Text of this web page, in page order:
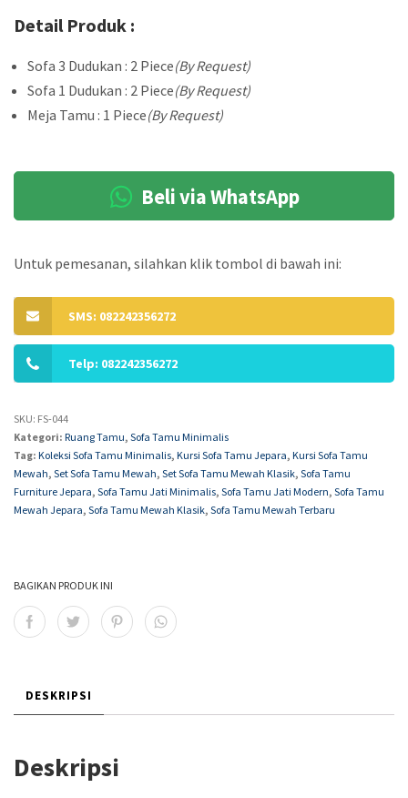
Detail Produk :
Sofa 3 Dudukan : 2 Piece(By Request)
Sofa 1 Dudukan : 2 Piece(By Request)
Meja Tamu : 1 Piece(By Request)
Beli via WhatsApp
Untuk pemesanan, silahkan klik tombol di bawah ini:
SMS: 082242356272
Telp: 082242356272
SKU: FS-044
Kategori: Ruang Tamu, Sofa Tamu Minimalis
Tag: Koleksi Sofa Tamu Minimalis, Kursi Sofa Tamu Jepara, Kursi Sofa Tamu
Mewah, Set Sofa Tamu Mewah, Set Sofa Tamu Mewah Klasik, Sofa Tamu
Furniture Jepara, Sofa Tamu Jati Minimalis, Sofa Tamu Jati Modern, Sofa Tamu
Mewah Jepara, Sofa Tamu Mewah Klasik, Sofa Tamu Mewah Terbaru
BAGIKAN PRODUK INI
DESKRIPSI
Deskripsi